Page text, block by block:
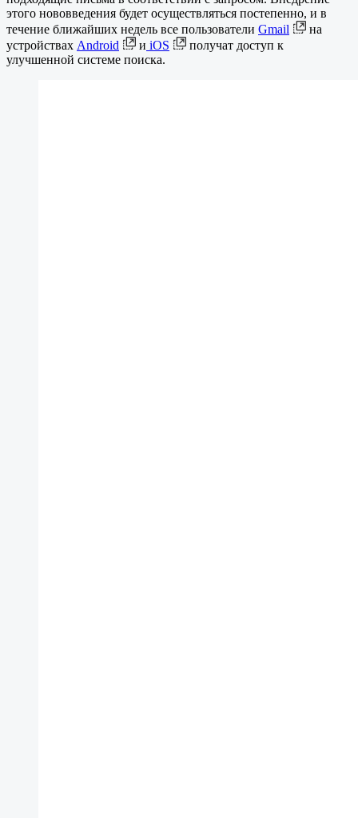
этого нововведения будет осуществляться постепенно, и в
течение ближайших недель все пользователи Gmail
на
устройствах Android и iOS
получат доступ к
улучшенной системе поиска.